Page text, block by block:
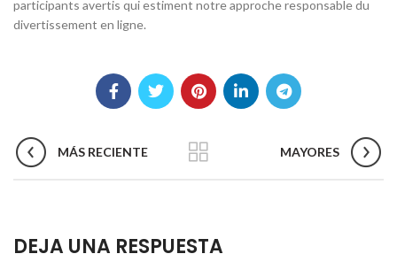
participants avertis qui estiment notre approche responsable du
divertissement en ligne.
MÁS RECIENTE MAYORES
DEJA UNA RESPUESTA